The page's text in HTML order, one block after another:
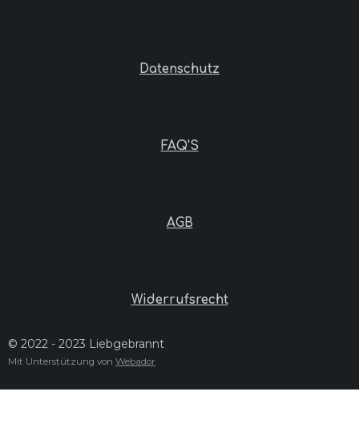
Datenschutz
FAQ'S
AGB
Widerrufsrecht
© 2022 - 2023 Liebgebrannt
Mit Unterstützung von Webador